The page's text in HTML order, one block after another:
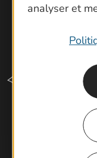
analyser et